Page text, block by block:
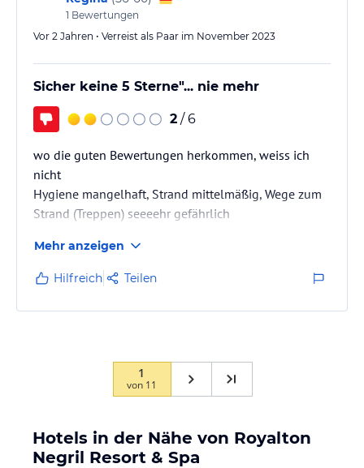
1 Bewertungen
Vor 2 Jahren • Verreist als Paar im November 2023
Sicher keine 5 Sterne"... nie mehr
2 / 6
wo die guten Bewertungen herkommen, weiss ich
nicht
Hygiene mangelhaft, Strand mittelmäßig, Wege zum
Strand (Treppen) seeeehr gefährlich
und Bademeister
Mehr anzeigen
Hilfreich Teilen
1
von 11
Hotels in der Nähe von Royalton
Negril Resort & Spa